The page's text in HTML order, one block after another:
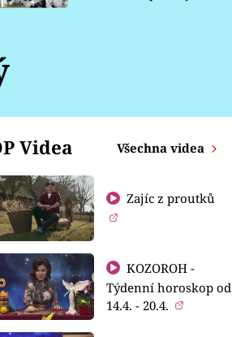
Videa Všechna videa
Zajíc z proutků
KOZOROH -
Týdenní horoskop od
14.4. - 20.4.